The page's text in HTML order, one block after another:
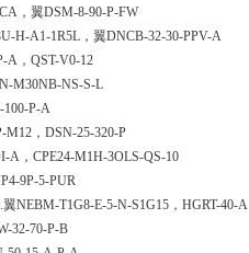
，翼DSM-8-90-P-FW
H-A1-1R5L，翼DNCB-32-30-PPV-A
A，QST-V0-12
M30NB-NS-S-L
P-A
M12，DSN-25-320-P
，CPE24-M1H-3OLS-QS-10
9P-5-PUR
NEBM-T1G8-E-5-N-S1G15，HGRT-40-A
32-70-P-B